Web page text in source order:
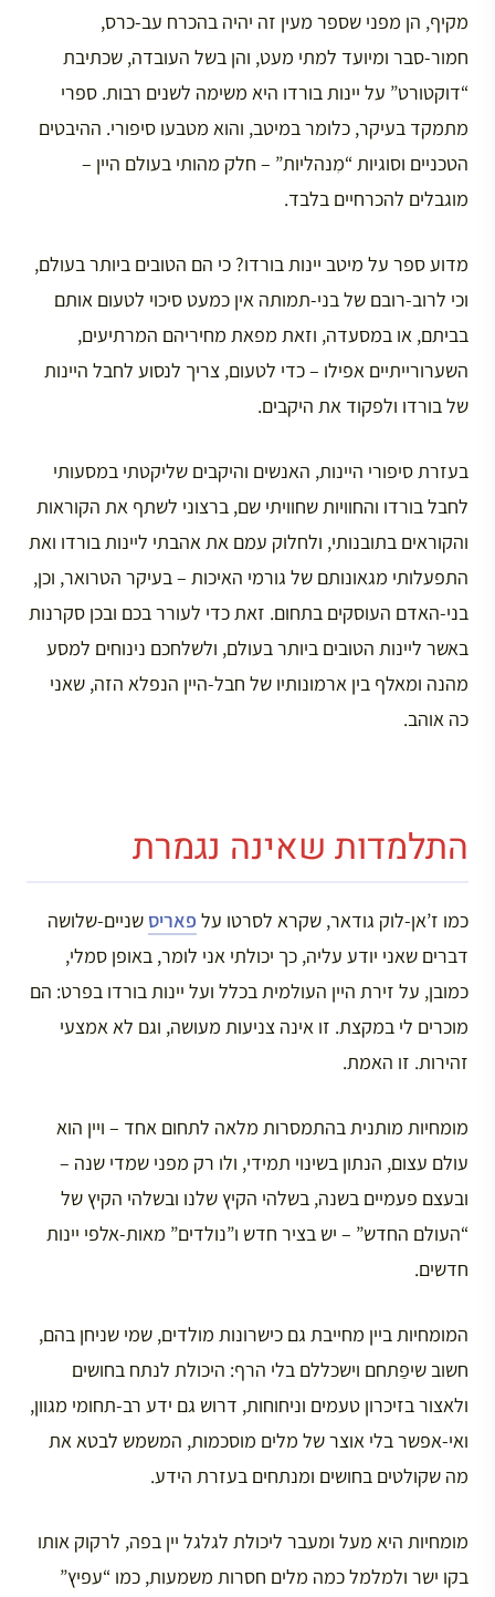
מקיף, הן מפני שספר מעין זה יהיה בהכרח עב-כרס,
חמור-סבר ומיועד למתי מעט, והן בשל העובדה, שכתיבת
“דוקטורט” על יינות בורדו היא משימה לשנים רבות. ספרי
מתמקד בעיקר, כלומר במיטב, והוא מטבעו סיפורי. ההיבטים
הטכניים וסוגיות “מִנהליות” – חלק מהותי בעולם היין –
מוגבלים להכרחיים בלבד.
מדוע ספר על מיטב יינות בורדו? כי הם הטובים ביותר בעולם,
וכי לרוב-רובם של בני-תמותה אין כמעט סיכוי לטעום אותם
בביתם, או במסעדה, וזאת מפאת מחיריהם המרתיעים,
השערורייתיים אפילו – כדי לטעום, צריך לנסוע לחבל היינות
של בורדו ולפקוד את היקבים.
בעזרת סיפורי היינות, האנשים והיקבים שליקטתי במסעותי
לחבל בורדו והחוויות שחוויתי שם, ברצוני לשתף את הקוראות
והקוראים בתובנותי, ולחלוק עמם את אהבתי ליינות בורדו ואת
התפעלותי מגאונותם של גורמי האיכות – בעיקר הטרואר, וכן,
בני-האדם העוסקים בתחום. זאת כדי לעורר בכם ובכן סקרנות
באשר ליינות הטובים ביותר בעולם, ולשלחכם נינוחים למסע
מהנה ומאלף בין ארמונותיו של חבל-היין הנפלא הזה, שאני
כה אוהב.
התלמדות שאינה נגמרת
כמו ז’אן-לוק גודאר, שקרא לסרטו על פאריס שניים-שלושה
דברים שאני יודע עליה, כך יכולתי אני לומר, באופן סמלי,
כמובן, על זירת היין העולמית בכלל ועל יינות בורדו בפרט: הם
מוכרים לי במקצת. זו אינה צניעות מעושה, וגם לא אמצעי
זהירות. זו האמת.
מומחיות מותנית בהתמסרות מלאה לתחום אחד – ויין הוא
עולם עצום, הנתון בשינוי תמידי, ולו רק מפני שמדי שנה –
ובעצם פעמיים בשנה, בשלהי הקיץ שלנו ובשלהי הקיץ של
“העולם החדש” – יש בציר חדש ו”נולדים” מאות-אלפי יינות
חדשים.
המומחיות ביין מחייבת גם כישרונות מולדים, שמי שניחן בהם,
חשוב שיפַתחם וישכללם בלי הרף: היכולת לנתח בחושים
ולאצור בזיכרון טעמים וניחוחות, דרוש גם ידע רב-תחומי מגוון,
ואי-אפשר בלי אוצר של מלים מוסכמות, המשמש לבטא את
מה שקולטים בחושים ומנתחים בעזרת הידע.
מומחיות היא מעל ומעבר ליכולת לגלגל יין בפה, לרקוק אותו
בקו ישר ולמלמל כמה מלים חסרות משמעות, כמו “עפיץ”